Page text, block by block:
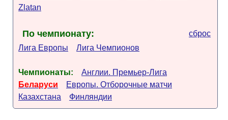
Zlatan
По чемпионату:
сброс
Лига Европы
Лига Чемпионов
Чемпионаты:
Англии. Премьер-Лига
Беларуси
Европы. Отборочные матчи
Казахстана
Финляндии